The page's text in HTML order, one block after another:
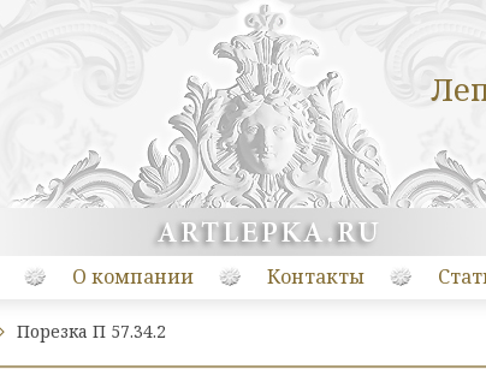
О компании Контакты
Порезка П 57.34.2